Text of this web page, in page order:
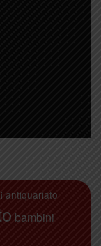
antiquariato
bambini